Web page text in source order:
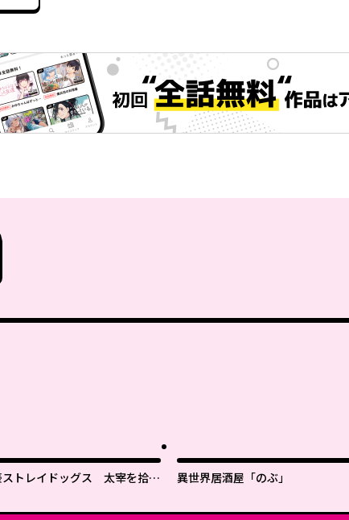
ストレイドッグス 太宰を拾っ
異世界居酒屋「のぶ」